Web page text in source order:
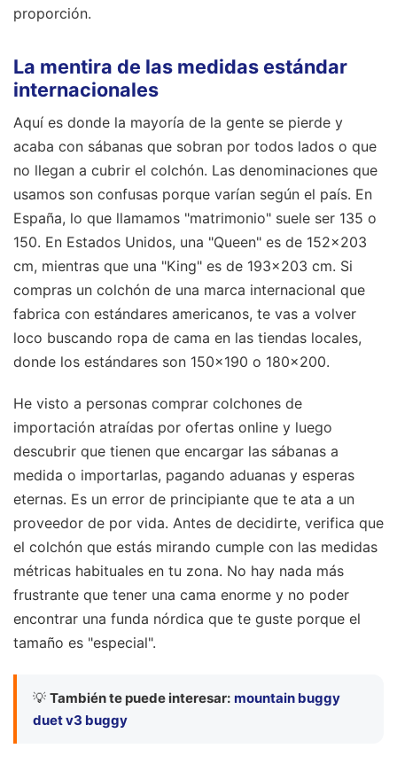
proporción.
La mentira de las medidas estándar
internacionales
Aquí es donde la mayoría de la gente se pierde y
acaba con sábanas que sobran por todos lados o que
no llegan a cubrir el colchón. Las denominaciones que
usamos son confusas porque varían según el país. En
España, lo que llamamos "matrimonio" suele ser 135 o
150. En Estados Unidos, una "Queen" es de 152x203
cm, mientras que una "King" es de 193x203 cm. Si
compras un colchón de una marca internacional que
fabrica con estándares americanos, te vas a volver
loco buscando ropa de cama en las tiendas locales,
donde los estándares son 150x190 o 180x200.
He visto a personas comprar colchones de
importación atraídas por ofertas online y luego
descubrir que tienen que encargar las sábanas a
medida o importarlas, pagando aduanas y esperas
eternas. Es un error de principiante que te ata a un
proveedor de por vida. Antes de decidirte, verifica que
el colchón que estás mirando cumple con las medidas
métricas habituales en tu zona. No hay nada más
frustrante que tener una cama enorme y no poder
encontrar una funda nórdica que te guste porque el
tamaño es "especial".
💡 También te puede interesar: mountain buggy
duet v3 buggy